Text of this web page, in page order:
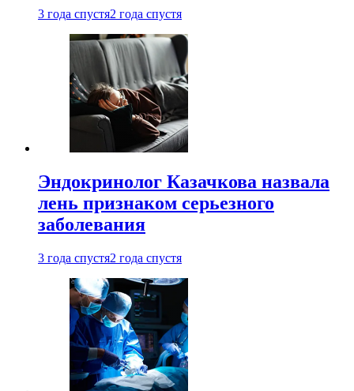
3 года спустя2 года спустя
Эндокринолог Казачкова назвала
лень признаком серьезного
заболевания
3 года спустя2 года спустя